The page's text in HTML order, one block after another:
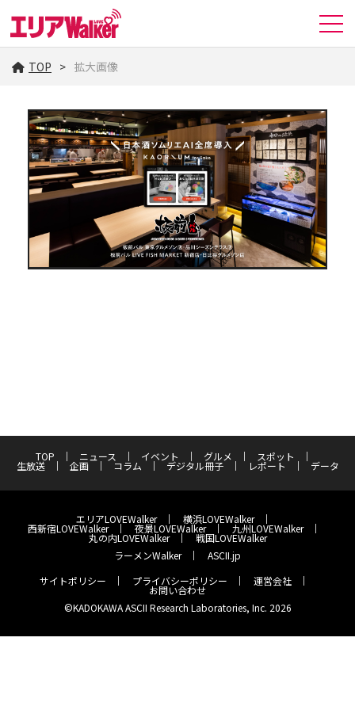
TOP 拡大画像
TOP ニュース イベント グルメ スポット
生放送 企画 コラム デジタル冊子 レポート データ
エリアLOVEWalker 横浜LOVEWalker
西新宿LOVEWalker 夜景LOVEWalker 九州LOVEWalker
丸の内LOVEWalker
戦国LOVEWalker
ラーメンWalker
ASCII.jp
サイトポリシー
プライバシーポリシー 運営会社
お問い合わせ
©KADOKAWA ASCII Research Laboratories, Inc. 2026